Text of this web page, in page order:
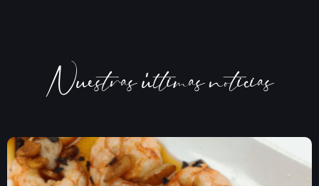
Nuestras últimas noticias